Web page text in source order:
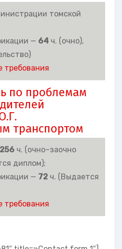
томской
— 64 ч. (очно),
требования
по проблемам
транспортом
256 ч. (очно–заочно
диплом);
— 72 ч. (Выдается
требования